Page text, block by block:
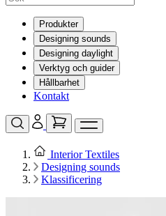
Produkter
Designing sounds
Designing daylight
Verktyg och guider
Hållbarhet
Kontakt
Interior Textiles
Designing sounds
Klassificering